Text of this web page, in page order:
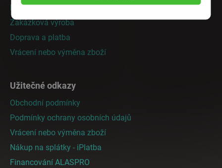
Rady a tipy
Zakázková výroba
Doprava a platba
Vrácení nebo výměna zboží
Užitečné odkazy
Obchodní podmínky
Podmínky ochrany osobních údajů
Vrácení nebo výměna zboží
Nákup na splátky - iPlatba
Financování ALASPRO